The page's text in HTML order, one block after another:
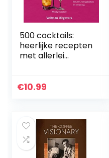
500 cocktails:
heerlijke recepten
met allerlei
mengdranken en
€10.99